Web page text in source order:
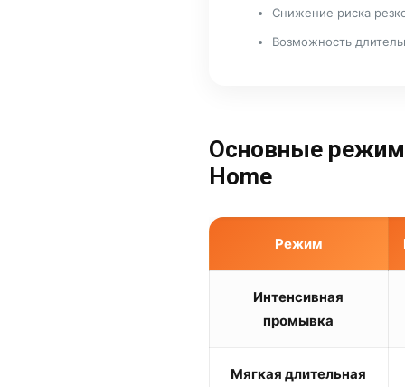
Снижение риска
Возможность
Основные
Home
Режим
Интенсивная
промывка
Мягкая длительная